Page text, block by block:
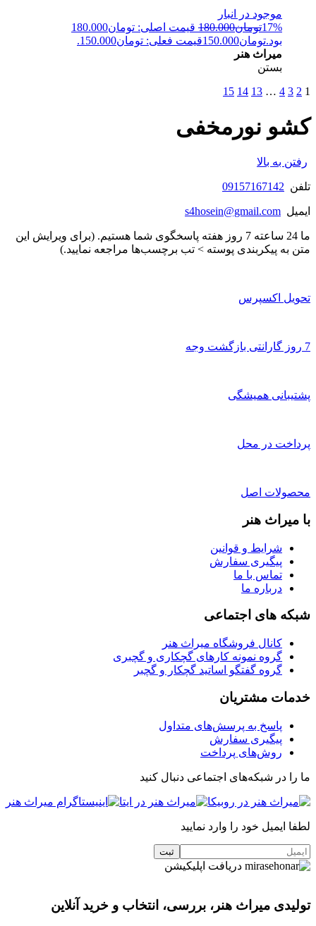
موجود در انبار
17%تومان180.000
قیمت اصلی: تومان180.000
بود.تومان150.000قیمت فعلی: تومان150.000.
میراث هنر
بستن
1
2
3
4
…
13
14
15
کشو نورمخفی
رفتن به بالا
تلفن 09157167142
ایمیل s4hosein@gmail.com
ما 24 ساعته 7 روز هفته پاسخگوی شما هستیم. (برای ویرایش این
متن به پیکربندی پوسته > تب برچسب‌ها مراجعه نمایید.)
تحویل اکسپرس
7 روز گارانتی بازگشت وجه
پشتیبانی همیشگی
پرداخت در محل
محصولات اصل
با میراث هنر
شرایط و قوانین
پیگیری سفارش
تماس با ما
درباره ما
شبکه های اجتماعی
کانال فروشگاه میراث هنر
گروه نمونه کارهای گچکاری و گچبری
گروه گفتگو اساتید گچکار و گچبر
خدمات مشتریان
پاسخ به پرسش‌های متداول
پیگیری سفارش
روش‌های پرداخت
ما را در شبکه‌های اجتماعی دنبال کنید
لطفا ایمیل خود را وارد نمایید
دریافت اپلیکیشن
تولیدی میراث هنر، بررسی، انتخاب و خرید آنلاین